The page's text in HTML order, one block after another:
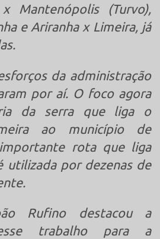
Mantenópolis (Turvo),
e Ariranha x Limeira, já
da administração
por aí. O foco agora
da serra que liga o
ao município de
rota que liga
utilizada por dezenas de
Rufino destacou a
trabalho para a